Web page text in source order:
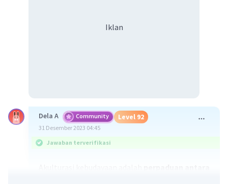
Iklan
Dela A Community Level 92
31 Desember 2023 04:45
Jawaban terverifikasi